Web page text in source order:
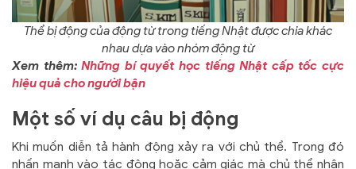
Thể bị động của động từ trong tiếng Nhật được chia khác
nhau dựa vào nhóm động từ
Xem thêm:Những bí quyết học tiếng Nhật cấp tốc cực
hiệu quả cho người bận
Một số ví dụ câu bị động
Khi muốn diễn tả hành động xảy ra với chủ thể. Trong đó
nhấn mạnh vào tác động hoặc cảm giác mà chủ thể nhận